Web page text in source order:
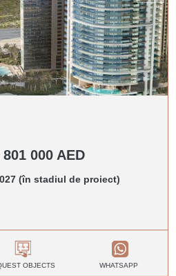
000 AED
(în stadiul de proiect)
OBJECTS WHATSAPP